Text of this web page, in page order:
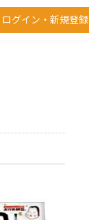
ログイン・新規登録